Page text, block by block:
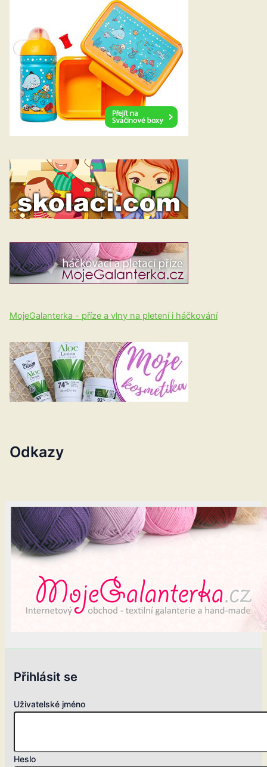
MojeGalanterka - příze a vlny na pletení i háčkování
Odkazy
Přihlásit se
Uživatelské jméno
Heslo